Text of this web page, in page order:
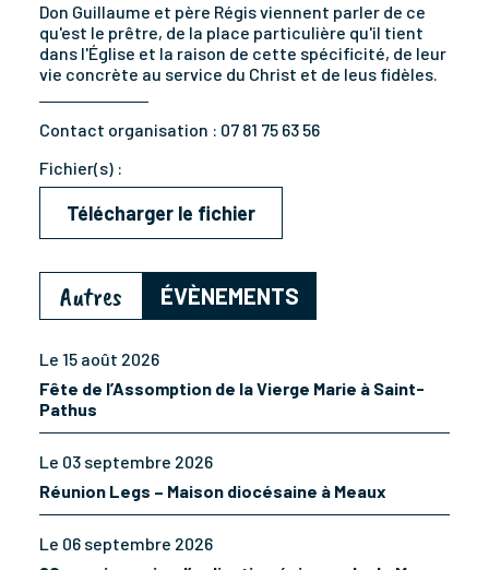
Don Guillaume et père Régis viennent parler de ce
qu'est le prêtre, de la place particulière qu'il tient
dans l'Église et la raison de cette spécificité, de leur
vie concrète au service du Christ et de leus fidèles.
Contact organisation : 07 81 75 63 56
Fichier(s) :
Télécharger le fichier
Autres ÉVÈNEMENTS
Le 15 août 2026
Fête de l’Assomption de la Vierge Marie à Saint-
Pathus
Le 03 septembre 2026
Réunion Legs – Maison diocésaine à Meaux
Le 06 septembre 2026